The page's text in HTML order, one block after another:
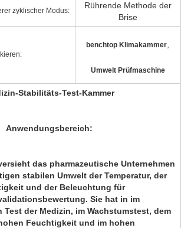
zyklischer Modus:
Rührende Methode der
Brise
benchtop Klimakammer
Umwelt Prüfmaschine
Stabilitäts-Test-Kammer
Anwendungsbereich:
das pharmazeutische Unternehmen
stabilen Umwelt der Temperatur, der
und der Beleuchtung für
Sie hat in im
der Medizin, im Wachstumstest, dem
Feuchtigkeit und im hohen